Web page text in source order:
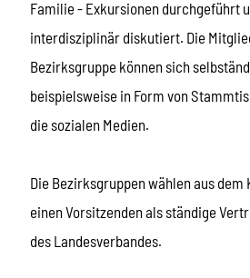
Familie - Exkursionen durchgeführt
interdisziplinär diskutiert. Die
Bezirksgruppe können sich
beispielsweise in Form von
die sozialen Medien.
Die Bezirksgruppen wählen aus
einen Vorsitzenden als ständige
des Landesverbandes.